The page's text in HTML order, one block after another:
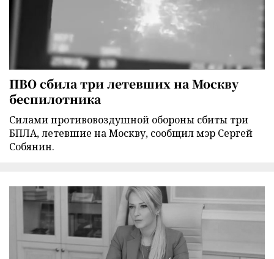
ПВО сбила три летевших на Москву
беспилотника
Силами противовоздушной обороны сбиты три
БПЛА, летевшие на Москву, сообщил мэр Сергей
Собянин.